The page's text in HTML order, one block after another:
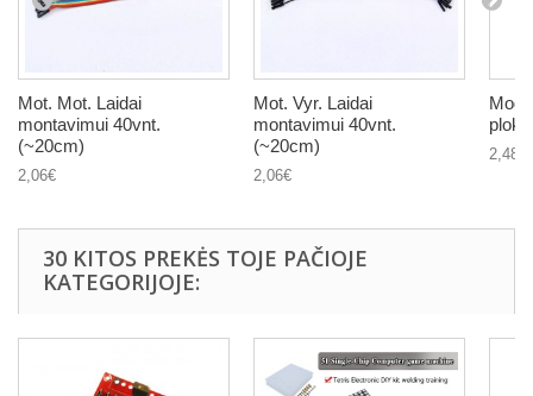
Mot. Mot. Laidai
montavimui 40vnt.
(~20cm)
2,06€
Mot. Vyr. Laidai
montavimui 40vnt.
(~20cm)
2,06€
2,48€
30 KITOS PREKĖS TOJE PAČIOJE
KATEGORIJOJE: